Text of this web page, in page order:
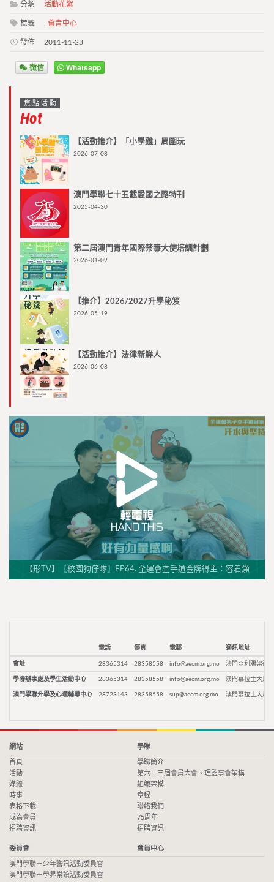
分類 活動花絮
標籤 薈青中心
發佈 2011-11-23
微信 Whatsapp
焦點活動
Hot
【活動推介】「小學雞」周圍玩
2026-07-08
澳門學聯七十五載愛國之路特刊
2025-04-30
第二屆澳門青年國際禁毒大使培訓計劃
2026-01-09
【推介】2026/2027升學秘笈
2026-05-19
【活動推介】法律新鮮人
2026-06-08
【形TV】〖校園狗仔隊〗EP64. 全運會空手道金牌得主：容君灝
電話 傳真 電郵 通訊地址
會址 28365314 28358558 info@aecm.org.mo 澳門亞利鴉架街9
學聯辦事處及學生活動中心 28365314 28358558 info@aecm.org.mo 澳門慕拉士大馬
澳門學聯升學及心理輔導中心 28723143 28358558 sup@aecm.org.mo 澳門慕拉士大馬
網站
首頁
活動
媒體
時事
表格下載
成為會員
招聘資訊
學聯
學聯簡介
第六十三屆會員大會、理監事會架構
組織架構
章程
聯絡我們
75周年
招聘資訊
委員會
澳門學聯－少年警訊活動委員會
澳門學聯－學界常設活動委員會
會員中心